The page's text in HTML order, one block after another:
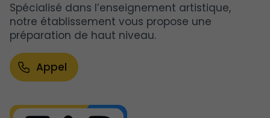
Spécialisé dans l’enseignement artistique,
notre établissement vous propose une
préparation de haut niveau.
Appel